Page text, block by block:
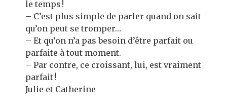
le temps !
– C’est plus simple de parler quand on sait
qu’on peut se tromper…
– Et qu’on n’a pas besoin d’être parfait ou
parfaite à tout moment.
– Par contre, ce croissant, lui, est vraiment
parfait !
Julie et Catherine